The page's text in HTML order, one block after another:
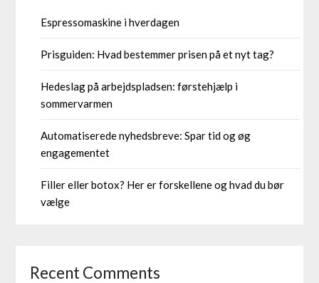
Espressomaskine i hverdagen
Prisguiden: Hvad bestemmer prisen på et nyt tag?
Hedeslag på arbejdspladsen: førstehjælp i
sommervarmen
Automatiserede nyhedsbreve: Spar tid og øg
engagementet
Filler eller botox? Her er forskellene og hvad du bør
vælge
Recent Comments